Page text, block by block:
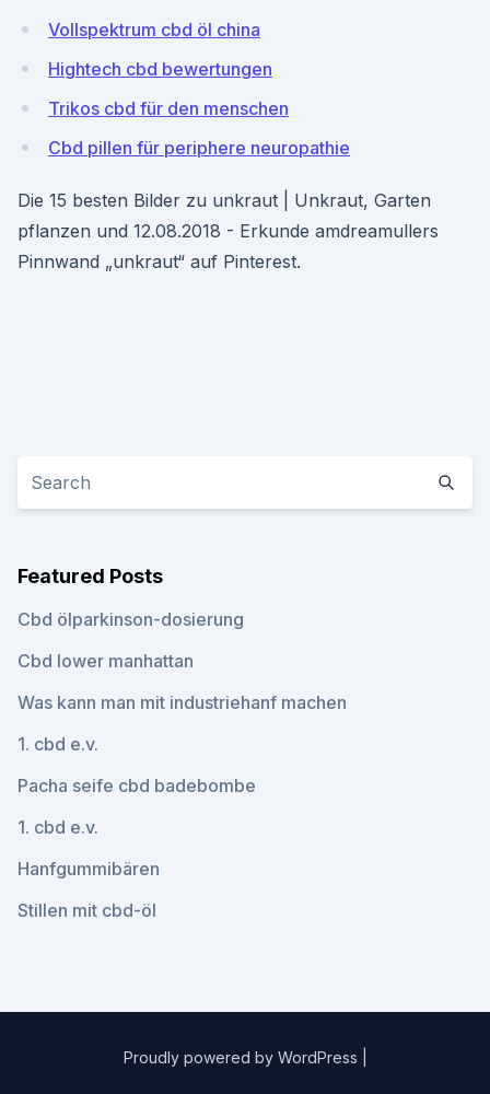
Vollspektrum cbd öl china
Hightech cbd bewertungen
Trikos cbd für den menschen
Cbd pillen für periphere neuropathie
Die 15 besten Bilder zu unkraut | Unkraut, Garten
pflanzen und 12.08.2018 - Erkunde amdreamullers
Pinnwand „unkraut“ auf Pinterest.
Featured Posts
Cbd ölparkinson-dosierung
Cbd lower manhattan
Was kann man mit industriehanf machen
1. cbd e.v.
Pacha seife cbd badebombe
1. cbd e.v.
Hanfgummibären
Stillen mit cbd-öl
Proudly powered by WordPress